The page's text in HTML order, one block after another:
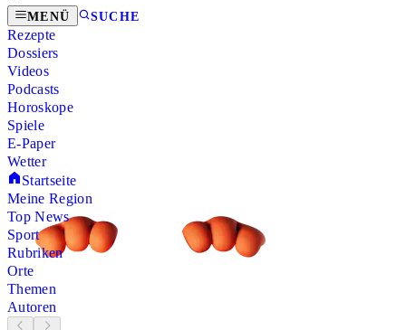
MENÜ SUCHE
Rezepte
Dossiers
Videos
Podcasts
Horoskope
Spiele
E-Paper
Wetter
Startseite
Meine Region
Top News
Sport
Rubriken
Orte
Themen
Autoren